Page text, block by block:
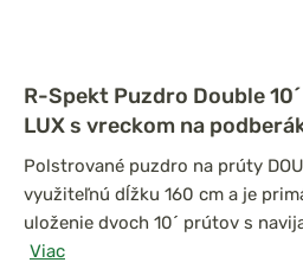
R-Spekt Puzdro Double
LUX s vreckom na
Polstrované puzdro na prúty
využiteľnú dĺžku 160 cm a je
uloženie dvoch 10´ prútov s
Viac